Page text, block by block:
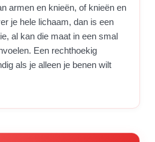
armen en knieën, of knieën en
je hele lichaam, dan is een
al kan die maat in een smal
Een rechthoekig
als je alleen je benen wilt